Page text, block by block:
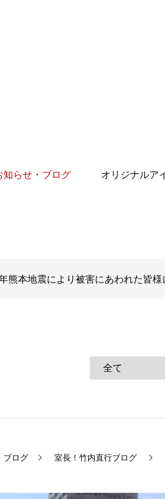
知らせ・ブログ オリジナルア
熊本地震により被害にあわれた皆
ブログ 室長！竹内直行ブログ